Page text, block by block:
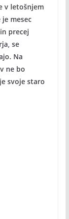
v letošnjem
mesec
precej
se
Na
ne bo
svoje staro